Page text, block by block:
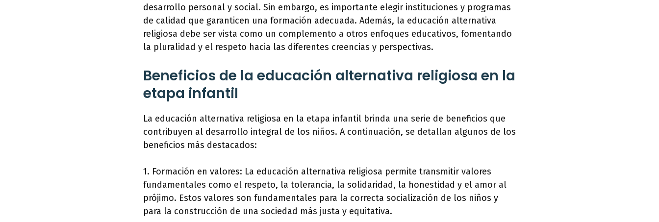
desarrollo personal y social. Sin embargo, es importante elegir instituciones y programas
de calidad que garanticen una formación adecuada. Además, la educación alternativa
religiosa debe ser vista como un complemento a otros enfoques educativos, fomentando
la pluralidad y el respeto hacia las diferentes creencias y perspectivas.
Beneficios de la educación alternativa religiosa en la
etapa infantil
La educación alternativa religiosa en la etapa infantil brinda una serie de beneficios que
contribuyen al desarrollo integral de los niños. A continuación, se detallan algunos de los
beneficios más destacados:
1. Formación en valores: La educación alternativa religiosa permite transmitir valores
fundamentales como el respeto, la tolerancia, la solidaridad, la honestidad y el amor al
prójimo. Estos valores son fundamentales para la correcta socialización de los niños y
para la construcción de una sociedad más justa y equitativa.